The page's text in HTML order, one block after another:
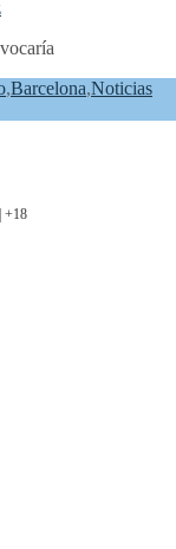
,Barcelona,Noticias
+18